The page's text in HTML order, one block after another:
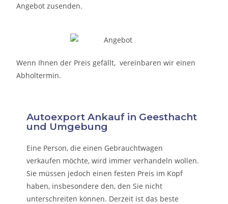
Angebot zusenden.
Wenn Ihnen der Preis gefällt, vereinbaren wir einen
Abholtermin.
Autoexport Ankauf in Geesthacht
und Umgebung
Eine Person, die einen Gebrauchtwagen
verkaufen möchte, wird immer verhandeln wollen.
Sie müssen jedoch einen festen Preis im Kopf
haben, insbesondere den, den Sie nicht
unterschreiten können. Derzeit ist das beste